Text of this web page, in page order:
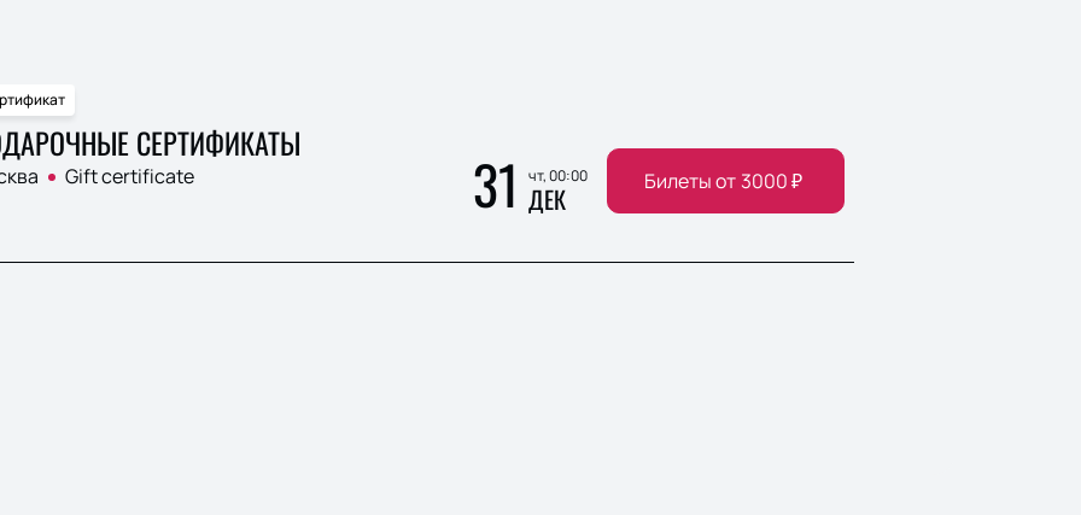
СЕРТИФИКАТЫ
Gift certificate 31 чт, 00:00
ДЕК Билеты от 3000₽